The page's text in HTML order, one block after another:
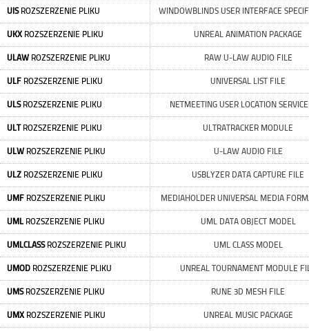
UISROZSZERZENIE PLIKU WINDOWBLINDS USER INTERFACE
UKXROZSZERZENIE PLIKU UNREAL ANIMATION PACKAGE
ULAW ROZSZERZENIE PLIKU RAW U-LAW AUDIO FILE
ULF ROZSZERZENIE PLIKU UNIVERSAL LIST FILE
ULSROZSZERZENIE PLIKU NETMEETING USER LOCATION
ULTROZSZERZENIE PLIKU ULTRATRACKER MODULE
ULW ROZSZERZENIE PLIKU U-LAW AUDIO FILE
ULZ ROZSZERZENIE PLIKU USBLYZER DATA CAPTURE FILE
UMF ROZSZERZENIE PLIKU MEDIAHOLDER UNIVERSAL MEDIA
UMLROZSZERZENIE PLIKU UML DATA OBJECT MODEL
UMLCLASSROZSZERZENIE PLIKU UML CLASS MODEL
UMOD ROZSZERZENIE PLIKU UNREAL TOURNAMENT MODULE
UMSROZSZERZENIE PLIKU RUNE 3D MESH FILE
UMXROZSZERZENIE PLIKU UNREAL MUSIC PACKAGE